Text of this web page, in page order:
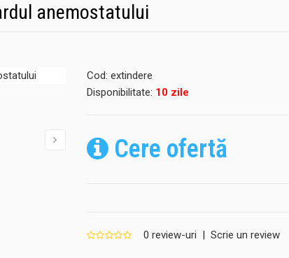
anemostatului
Cod: extindere
Disponibilitate: 10 zile
Cere ofertă
0 review-uri | Scrie un review